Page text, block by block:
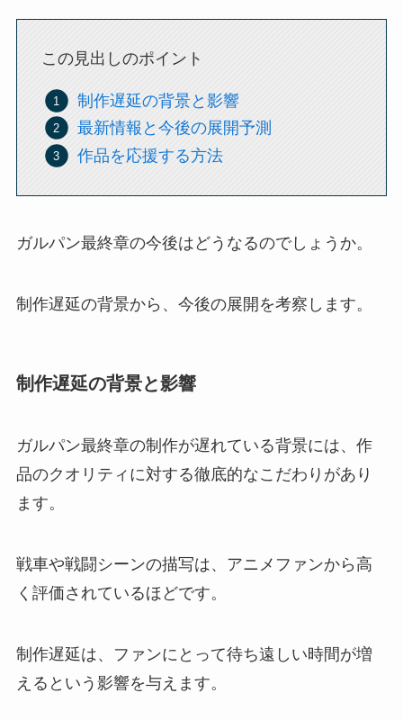
この見出しのポイント
制作遅延の背景と影響
最新情報と今後の展開予測
作品を応援する方法
ガルパン最終章の今後はどうなるのでしょうか。
制作遅延の背景から、今後の展開を考察します。
制作遅延の背景と影響
ガルパン最終章の制作が遅れている背景には、作
品のクオリティに対する徹底的なこだわりがあり
ます。
戦車や戦闘シーンの描写は、アニメファンから高
く評価されているほどです。
制作遅延は、ファンにとって待ち遠しい時間が増
えるという影響を与えます。